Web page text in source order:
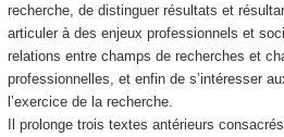
recherche, de distinguer résultats et
articuler à des enjeux professionnels et
relations entre champs de recherches et
professionnelles, et enfin de s’intéresser
l’exercice de la recherche.
Il prolonge trois textes antérieurs